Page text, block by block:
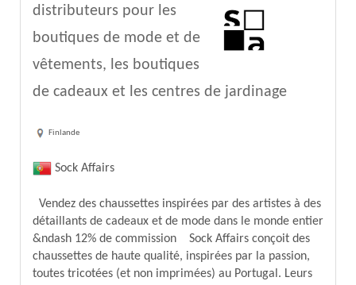
distributeurs pour les
boutiques de mode et de
vêtements, les boutiques
de cadeaux et les centres de jardinage
Finlande
Sock Affairs
Vendez des chaussettes inspirées par des artistes à des
détaillants de cadeaux et de mode dans le monde entier
&ndash 12% de commission Sock Affairs conçoit des
chaussettes de haute qualité, inspirées par la passion,
toutes tricotées (et non imprimées) au Portugal. Leurs